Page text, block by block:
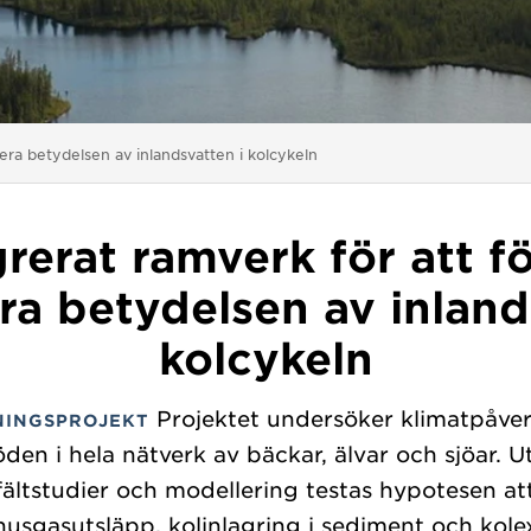
betydelsen av inlandsvatten i kolcykeln
ramverk för att
betydelsen av
kolcykeln
Projektet undersöker
i hela nätverk av bäckar, älvar och sjöar.
och modellering testas hypotesen
kolinlagring i sediment och